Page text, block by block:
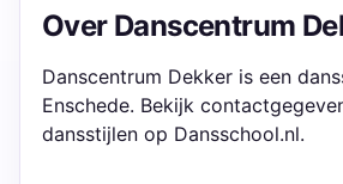
Over Danscentrum
Danscentrum Dekker is een
Enschede. Bekijk
dansstijlen op Dansschool.nl.